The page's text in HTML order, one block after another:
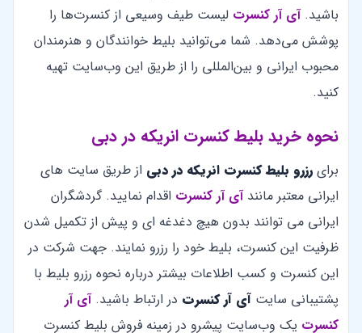
باشید.آی آر کنسرت لیست طیف وسیعی از کنسرت‌ها را
پوشش می‌دهد. شما می‌توانید بلیط خوانندگان و هنرمندان
محبوب ایرانی و بین‌المللی را از طریق این وب‌سایت تهیه
کنید.
نحوه خرید بلیط کنسرت انریکه در دبی
برای رزرو بلیط کنسرت انریکه در دبی از طریق سایت های
ایرانی معتبر مانندآی آر کنسرت اقدام نمایید. گردشگران
ایرانی می توانند بدون هیچ دغدغه ای و پیش از تکمیل شدن
ظرفیت این کنسرت، بلیط خود را رزرو نمایند. جهت شرکت در
این کنسرت و کسب اطلاعات بیشتر درباره نحوه رزرو بلیط با
پشتیبانی سایت آی آر کنسرت در ارتباط باشید.آی آر
کنسرت یک وب‌سایت پیشرو در زمینه فروش بلیط کنسرت